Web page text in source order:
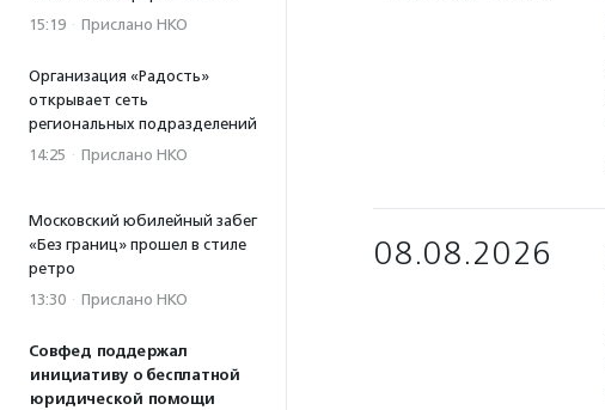
15:19 · Прислано НКО
Организация «Радость»
открывает сеть
региональных подразделений
14:25 · Прислано НКО
Московский юбилейный забег
«Без границ» прошел в стиле
ретро
13:30 · Прислано НКО
Совфед поддержал
инициативу о бесплатной
юридической помощи
08.08.2026